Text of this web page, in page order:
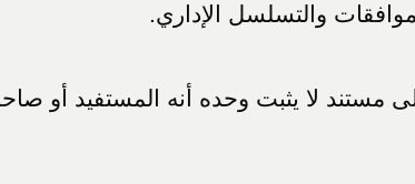
والتسلسل الإداري.
مستند لا يثبت وحده أنه المستفيد أو